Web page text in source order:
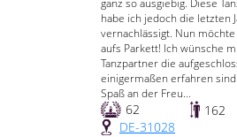
ganz so ausgiebig. Diese
habe ich jedoch die letzten
vernachlässigt. Nun
aufs Parkett! Ich wünsche
Tanzpartner die
einigermaßen erfahren
Spaß an der Freu...
62
162
DE-31028